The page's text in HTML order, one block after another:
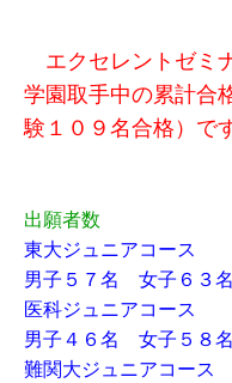
エクセレントゼミ
学園取手中の累計合
験１０９名合格）で
出願者数
東大ジュニアコース
男子５７名 女子６３
医科ジュニアコース
男子４６名 女子５８
難関大ジュニアコース